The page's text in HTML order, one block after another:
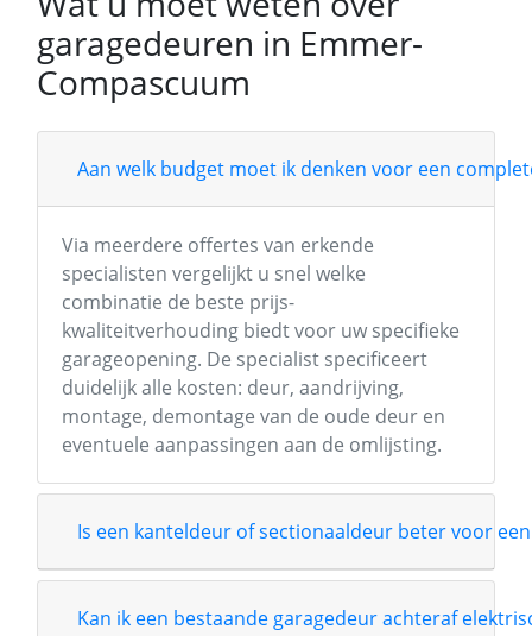
garagedeuren in Emmer-
Compascuum
Aan welk budget moet ik denken voor een
Via meerdere offertes van erkende
specialisten vergelijkt u snel welke
combinatie de beste prijs-
kwaliteitverhouding biedt voor uw specifieke
garageopening. De specialist specificeert
duidelijk alle kosten: deur, aandrijving,
montage, demontage van de oude deur en
eventuele aanpassingen aan de omlijsting.
Is een kanteldeur of sectionaaldeur beter voor
Kan ik een bestaande garagedeur achteraf